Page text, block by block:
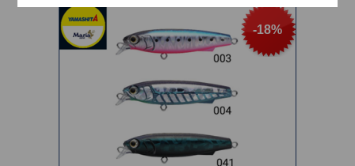
-18%